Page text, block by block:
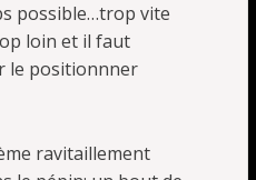
possible…trop vite
loin et il faut
le positionnner
ravitaillement